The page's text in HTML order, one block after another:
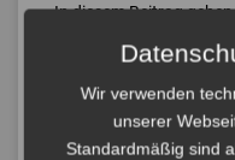
In diesem Beitrag
bekannt, aber nicht
Mentalen Boxenstopp
zu blockieren, wird sie
schenkt und dich ins
Wir verwenden
unserer
Standardmäßig sind